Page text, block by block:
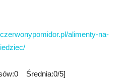
alimenty-na-
Średnia:0/5]